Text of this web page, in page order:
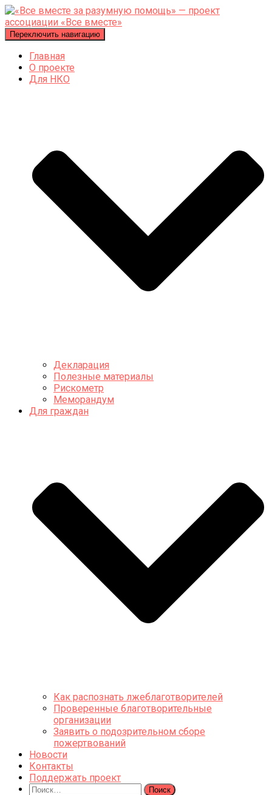
Переключить навигацию
Главная
О проекте
Для НКО
Декларация
Полезные материалы
Рискометр
Меморандум
Для граждан
Как распознать лжеблаготворителей
Проверенные благотворительные
организации
Заявить о подозрительном сборе
пожертвований
Новости
Контакты
Поддержать проект
Найти: